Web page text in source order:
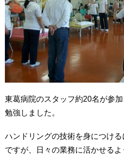
東葛病院のスタッフ約20名が参
勉強しました。
ハンドリングの技術を身につけ
ですが、日々の業務に活かせる